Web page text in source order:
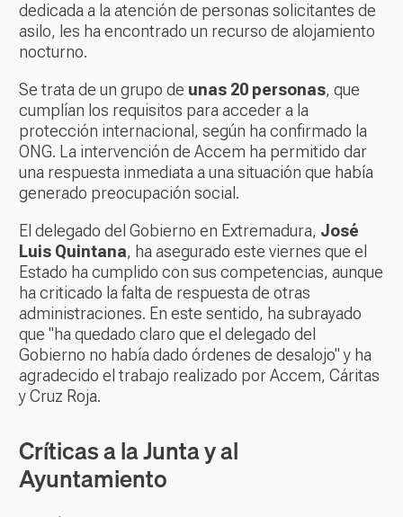
dedicada a la atención de personas solicitantes de
asilo, les ha encontrado un recurso de alojamiento
nocturno.
Se trata de un grupo de unas 20 personas, que
cumplían los requisitos para acceder a la
protección internacional, según ha confirmado la
ONG. La intervención de Accem ha permitido dar
una respuesta inmediata a una situación que había
generado preocupación social.
El delegado del Gobierno en Extremadura, José
Luis Quintana, ha asegurado este viernes que el
Estado ha cumplido con sus competencias, aunque
ha criticado la falta de respuesta de otras
administraciones. En este sentido, ha subrayado
que "ha quedado claro que el delegado del
Gobierno no había dado órdenes de desalojo" y ha
agradecido el trabajo realizado por Accem, Cáritas
y Cruz Roja.
Críticas a la Junta y al
Ayuntamiento